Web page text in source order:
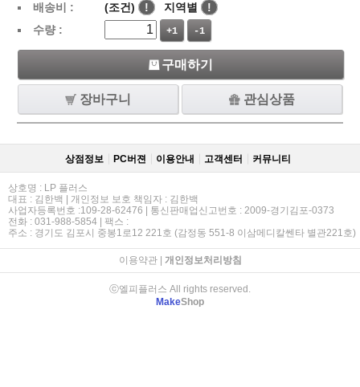
배송비 :
(조건) ! 지역별
!
수량 :
+1 -1
구매하기
장바구니 관심상품
상점정보 PC버젼 이용안내 고객센터 커뮤니티
상호명 : LP 플러스
대표 : 김한백 | 개인정보 보호 책임자 : 김한백
사업자등록번호 :109-28-62476 | 통신판매업신고번호 : 2009-경기김포-0373
전화 : 031-988-5854 | 팩스 :
주소 : 경기도 김포시 중봉1로12 221호 (감정동 551-8 이삼메디칼쎈타 별관221호)
이용약관| 개인정보처리방침
ⓒ엘피플러스 All rights reserved.
MakeShop